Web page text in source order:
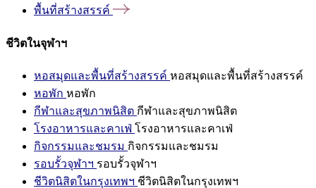
พื้นที่สร้างสรรค์
ชีวิตในจุฬาฯ
หอสมุดและพื้นที่สร้างสรรค์ หอสมุดและพื้นที่สร้างสรรค์
หอพัก หอพัก
กีฬาและสุขภาพนิสิต กีฬาและสุขภาพนิสิต
โรงอาหารและคาเฟ่ โรงอาหารและคาเฟ่
กิจกรรมและชมรม กิจกรรมและชมรม
รอบรั้วจุฬาฯ รอบรั้วจุฬาฯ
ชีวิตนิสิตในกรุงเทพฯ ชีวิตนิสิตในกรุงเทพฯ